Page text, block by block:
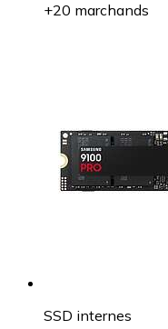
+20 marchands
SSD internes